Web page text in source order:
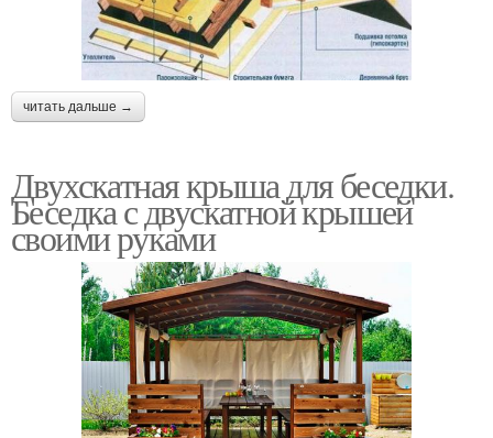
читать дальше →
Двухскатная крыша для беседки.
Беседка с двускатной крышей
своими руками